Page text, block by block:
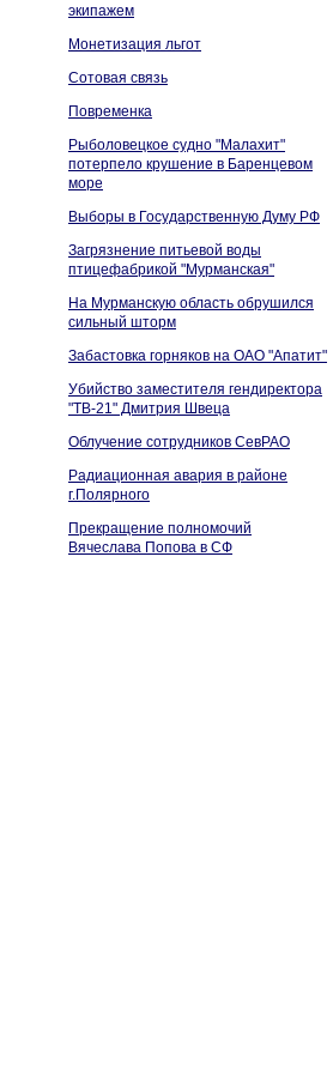
экипажем
Монетизация льгот
Сотовая связь
Повременка
Рыболовецкое судно "Малахит"
потерпело крушение в Баренцевом
море
Выборы в Государственную Думу РФ
Загрязнение питьевой воды
птицефабрикой "Мурманская"
На Мурманскую область обрушился
сильный шторм
Забастовка горняков на ОАО "Апатит"
Убийство заместителя гендиректора
"ТВ-21" Дмитрия Швеца
Облучение сотрудников СевРАО
Радиационная авария в районе
г.Полярного
Прекращение полномочий
Вячеслава Попова в СФ